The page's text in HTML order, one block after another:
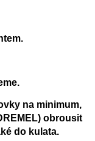
na minimum,
obrousit
do kulata.